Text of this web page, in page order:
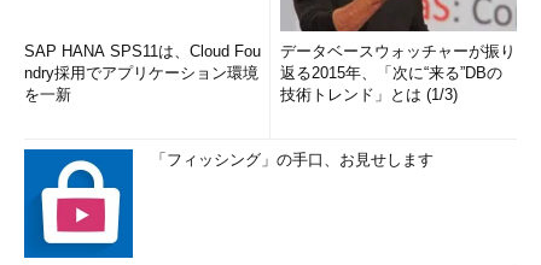
SAP HANA SPS11は、Cloud Fou
ndry採用でアプリケーション環境
を一新
データベースウォッチャーが振り
返る2015年、「次に“来る”DBの
技術トレンド」とは (1/3)
「フィッシング」の手口、お見せします